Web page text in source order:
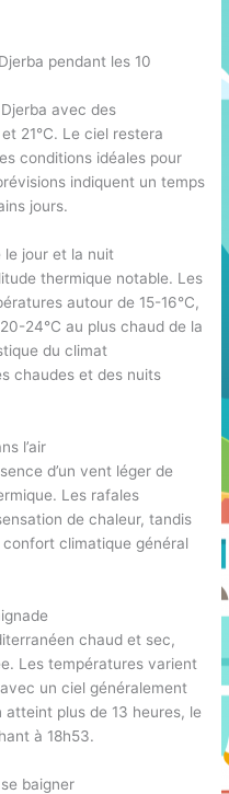
pendant les 10
avec des
21°C. Le ciel restera
conditions idéales pour
indiquent un temps
jours.
jour et la nuit
thermique notable. Les
autour de 15-16°C,
24°C au plus chaud de la
du climat
chaudes et des nuits
l’air
d’un vent léger de
Les rafales
de chaleur, tandis
climatique général
chaud et sec,
Les températures varient
un ciel généralement
atteint plus de 13 heures, le
à 18h53.
baigner